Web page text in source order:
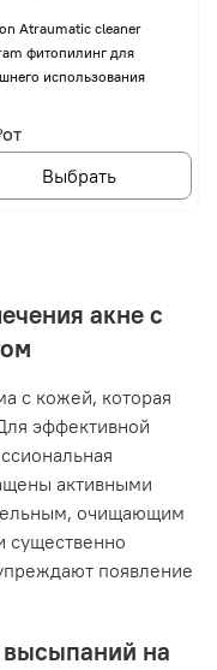
Atraumatic cleaner
фитопилинг для
использования
от
Выбрать
акне с
с кожей, которая
эффективной
активными
очищающим
появление
на